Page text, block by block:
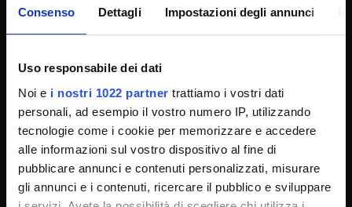
Consenso Dettagli Impostazioni degli annunci
Uso responsabile dei dati
Noi e i nostri 1022 partner trattiamo i vostri dati
personali, ad esempio il vostro numero IP, utilizzando
tecnologie come i cookie per memorizzare e accedere
alle informazioni sul vostro dispositivo al fine di
pubblicare annunci e contenuti personalizzati, misurare
gli annunci e i contenuti, ricercare il pubblico e sviluppare
Official University Register
Job vacancies
Notifications